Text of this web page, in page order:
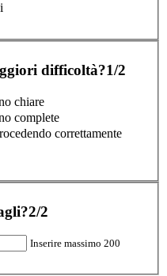
difficoltà?1/2
chiare
complete
correttamente
2/2
Inserire massimo 200